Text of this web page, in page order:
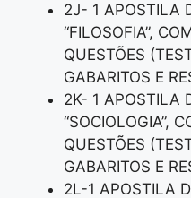
2J- 1 APOSTILA
“FILOSOFIA”,
QUESTÕES
GABARITOS E
2K- 1 APOSTILA
“SOCIOLOGIA”,
QUESTÕES
GABARITOS E
2L-1 APOSTILA